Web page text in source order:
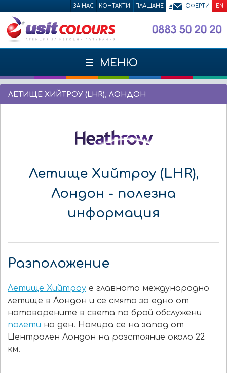
ЗА НАС КОНТАКТИ ПЛАЩАНЕ ОФЕРТИ EN
МЕНЮ
ЛЕТИЩЕ ХИЙТРОУ (LHR), ЛОНДОН
Летище Хийтроу (LHR),
Лондон - полезна
информация
Разположение
Летище Хийтроу е глaвното международно
летище в Лондон и се смята за едно от
натоварените в света по брой обслужени
полети на ден. Намира се на запад от
Централен Лондон на разстояние около 22
км.